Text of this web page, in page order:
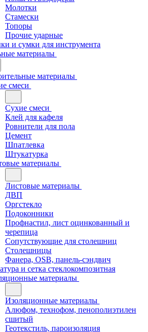
Молотки
Стамески
Топоры
Прочие ударные
и сумки для инструмента
материалы
материалы
смеси
Сухие смеси
Клей для кафеля
Ровнители для пола
Цемент
Шпатлевка
Штукатурка
материалы
Листовые материалы
ДВП
Оргстекло
Подоконники
Профнастил, лист оцинкованный и
черепица
Сопутствующие для столешниц
Столешницы
Фанера, OSB, панель-сэндвич
и сетка стеклокомпозитная
материалы
Изоляционные материалы
Алюфом, технофом, пенополиэтилен
сшитый
Геотекстиль, пароизоляция